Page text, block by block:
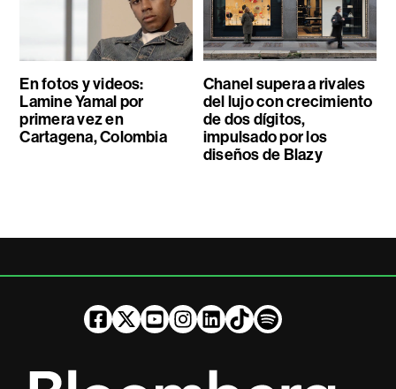
En fotos y videos:
Lamine Yamal por
primera vez en
Cartagena, Colombia
Chanel supera a rivales
del lujo con crecimiento
de dos dígitos,
impulsado por los
diseños de Blazy